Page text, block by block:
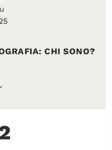
CHI SONO?